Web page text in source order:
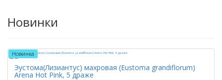
Новинки
Новинка
Эустома(Лизиантус) махровая (Eustoma grandiflorum)
Arena Hot Pink, 5 драже